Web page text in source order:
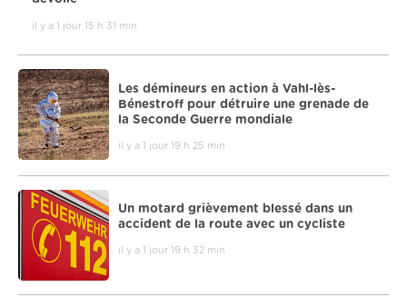
il y a 1 jour 15 h 31 min
Les démineurs en action à Vahl-lès-
Bénestroff pour détruire une grenade de
la Seconde Guerre mondiale
il y a 1 jour 19 h 25 min
Un motard grièvement blessé dans un
accident de la route avec un cycliste
il y a 1 jour 19 h 32 min